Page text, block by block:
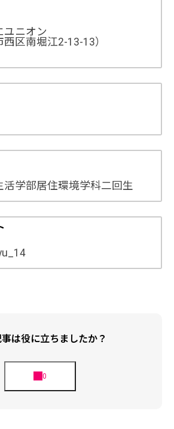
ユニオン
西区南堀江2-13-13）
活学部居住環境学科二回生
は役に立ちましたか？